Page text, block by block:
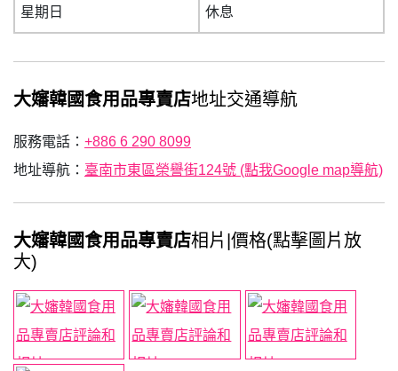
星期日 休息
大嬸韓國食用品專賣店地址交通導航
服務電話： +886 6 290 8099
地址導航： 臺南市東區榮譽街124號 (點我Google map導航)
大嬸韓國食用品專賣店相片|價格(點擊圖片放
大)